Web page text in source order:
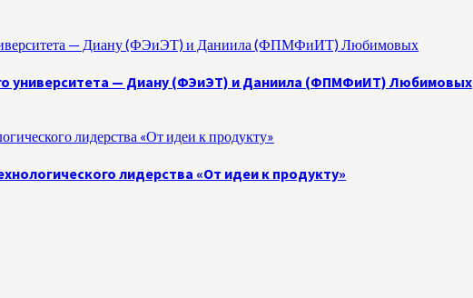
— Диану (ФЭиЭТ) и Даниила (ФПМФиИТ) Любимовых
университета — Диану (ФЭиЭТ) и Даниила (ФПМФиИТ) Любимовых
лидерства «От идеи к продукту»
лидерства «От идеи к продукту»